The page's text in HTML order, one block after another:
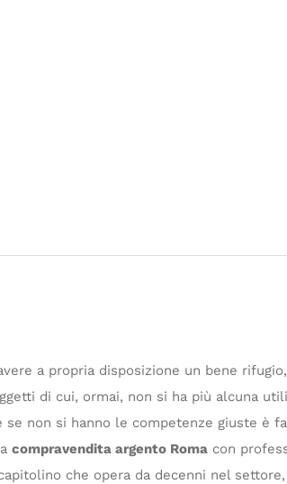
a propria disposizione un bene
di cui, ormai, non si ha più alcuna
non si hanno le competenze giuste è
compravendita argento Roma con
che opera da decenni nel